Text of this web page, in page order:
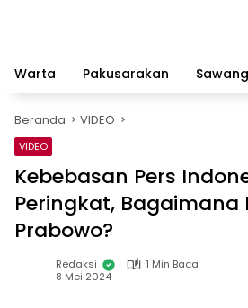
Warta
Pakusarakan
Beranda VIDEO
VIDEO
Kebebasan Pers
Peringkat, Bagaimana
Prabowo?
Redaksi
1 Min Baca
8 Mei 2024